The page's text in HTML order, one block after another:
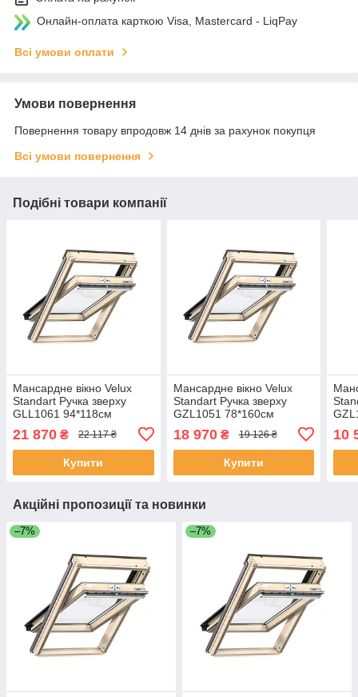
Онлайн-оплата карткою Visa, Mastercard - LiqPay
Всі умови оплати
Умови повернення
Повернення товару впродовж 14 днів за рахунок покупця
Всі умови повернення
Подібні товари компанії
Мансардне вікно Velux
Standart Ручка зверху
GLL1061 94*118см
21 870 ₴ 22 117 ₴
Купити
Мансардне вікно Velux
Standart Ручка зверху
GZL1051 78*160см
18 970₴ 19 126 ₴
Купити
10
Акційні пропозиції та новинки
–7% –7%